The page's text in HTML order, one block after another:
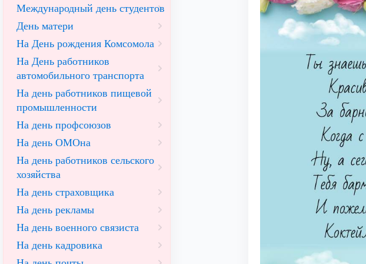
Международный день студентов
День матери
На День рождения Комсомола
На День работников
автомобильного транспорта
На день работников пищевой
промышленности
На день профсоюзов
На день ОМОна
На день работников сельского
хозяйства
На день страховщика
На день рекламы
На день военного связиста
На день кадровика